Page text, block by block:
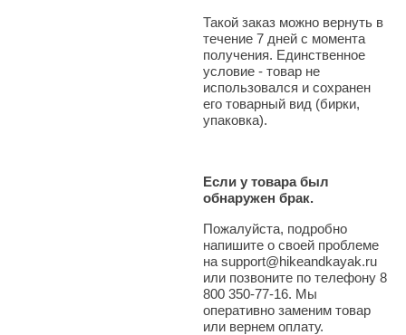
Такой заказ можно вернуть в
течение 7 дней с момента
получения. Единственное
условие - товар не
использовался и сохранен
его товарный вид (бирки,
упаковка).
Если у товара был
обнаружен брак.
Пожалуйста, подробно
напишите о своей проблеме
на support@hikeandkayak.ru
или позвоните по телефону 8
800 350-77-16. Мы
оперативно заменим товар
или вернем оплату.